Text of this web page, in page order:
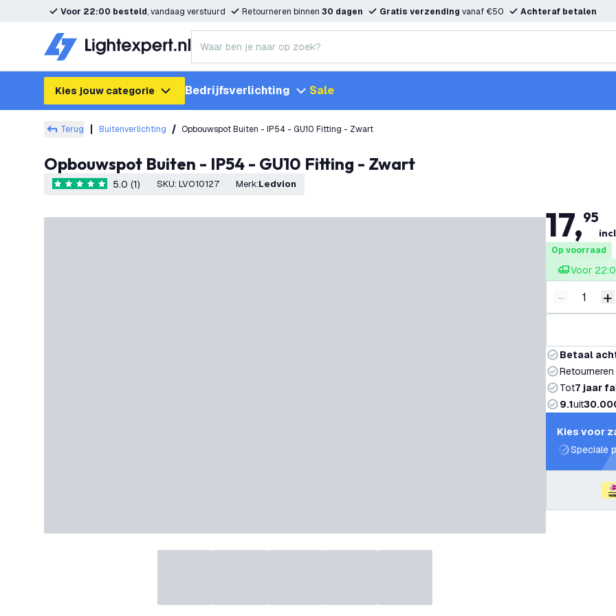
Voor 22:00 besteld, vandaag verstuurd Retourneren binnen 30 dagen Gratis verzending vanaf €50 Achteraf betalen
Kies jouw categorie Bedrijfsverlichting Sale
Terug Buitenverlichting Opbouwspot Buiten - IP54 - GU10 Fitting - Zwart
Opbouwspot Buiten - IP54 - GU10 Fitting - Zwart
5 score sterren5.0 (1) SKU: LVO10127 Merk: Ledvion
17,95
Op voorraad
Voor
Verminder
- +
Betaal
Tot7 jaar
9.1uit
Kies voor
Speciale